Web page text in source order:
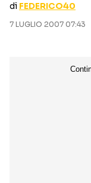
di FEDERICO40
7 LUGLIO 2007 07:43